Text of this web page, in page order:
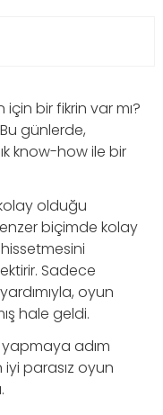
bir fikrin var mı?
günlerde,
know-how ile bir
olduğu
biçimde kolay
Sadece
oyun
hale geldi.
adım
parasız oyun